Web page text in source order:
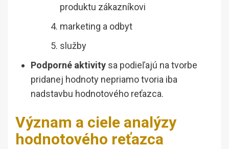
produktu zákazníkovi
marketing a odbyt
služby
Podporné aktivity sa podieľajú na tvorbe
pridanej hodnoty nepriamo tvoria iba
nadstavbu hodnotového reťazca.
Význam a ciele analýzy
hodnotového reťazca